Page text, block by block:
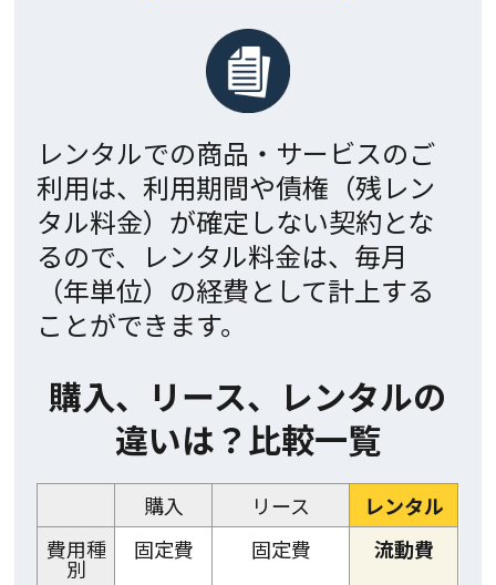
レンタルでの商品・サービスのご
利用は、利用期間や債権（残レン
タル料金）が確定しない契約とな
るので、レンタル料金は、毎月
（年単位）の経費として計上する
ことができます。
購入、リース、レンタルの
違いは？比較一覧
購入 リース
レンタル
費用種
別
固定費 固定費 流動費